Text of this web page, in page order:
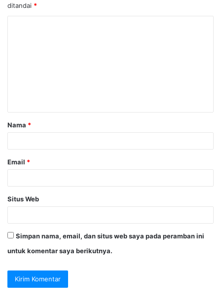
ditandai *
a
r
Nama *
Email *
Situs Web
Simpan nama, email, dan situs web saya pada peramban ini
untuk komentar saya berikutnya.